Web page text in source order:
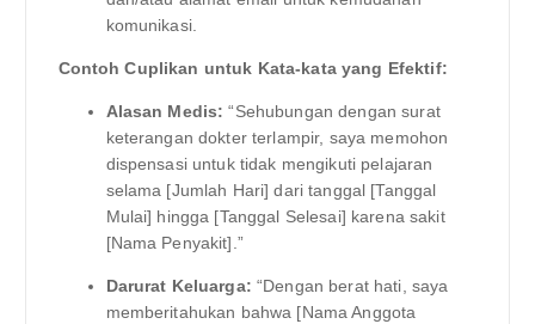
komunikasi.
Contoh Cuplikan untuk Kata-kata yang Efektif:
Alasan Medis: “Sehubungan dengan surat
keterangan dokter terlampir, saya memohon
dispensasi untuk tidak mengikuti pelajaran
selama [Jumlah Hari] dari tanggal [Tanggal
Mulai] hingga [Tanggal Selesai] karena sakit
[Nama Penyakit].”
Darurat Keluarga: “Dengan berat hati, saya
memberitahukan bahwa [Nama Anggota